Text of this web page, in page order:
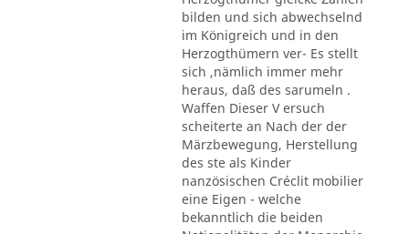
bilden und sich abwechselnd
im Königreich und in den
Herzogthümern ver- Es stellt
sich ,nämlich immer mehr
heraus, daß des sarumeln .
Waffen Dieser V ersuch
scheiterte an Nach der der
Märzbewegung, Herstellung
des ste als Kinder
nanzösischen Créclit mobilier
eine Eigen - welche
bekanntlich die beiden